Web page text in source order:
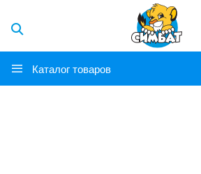
Каталог товаров